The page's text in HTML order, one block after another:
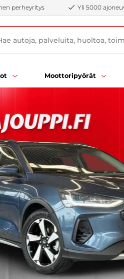
perheyritys Yli 5000
Moottoripyörät